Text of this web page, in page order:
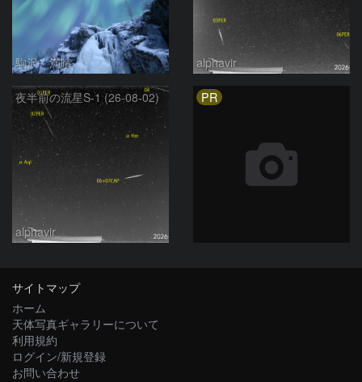
駒沢 満晴 alphavir
夜半前の流星S-1 (26-08-02)
alphavir
PR
サイトマップ
ホーム
天体写真ギャラリーについて
利用規約
ログイン/新規登録
お問い合わせ